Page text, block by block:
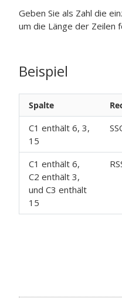
Geben Sie als Zahl die
um die Länge der Zeilen
Beispiel
Spalte
C1 enthält 6, 3,
15
C1 enthält 6,
C2 enthält 3,
und C3 enthält
15